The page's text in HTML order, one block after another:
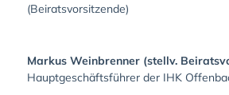
(Beiratsvorsitzende)
Markus Weinbrenner (stellv.
Hauptgeschäftsführer der IHK